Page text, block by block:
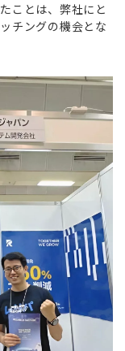
ことは、弊社にと
チングの機会とな